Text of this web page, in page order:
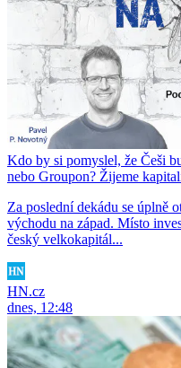
Kdo by si pomyslel, že Češi
nebo Groupon? Žijeme
Za poslední dekádu se úplně
východu na západ. Místo
český velkokapitál...
HN.cz
dnes, 12:48